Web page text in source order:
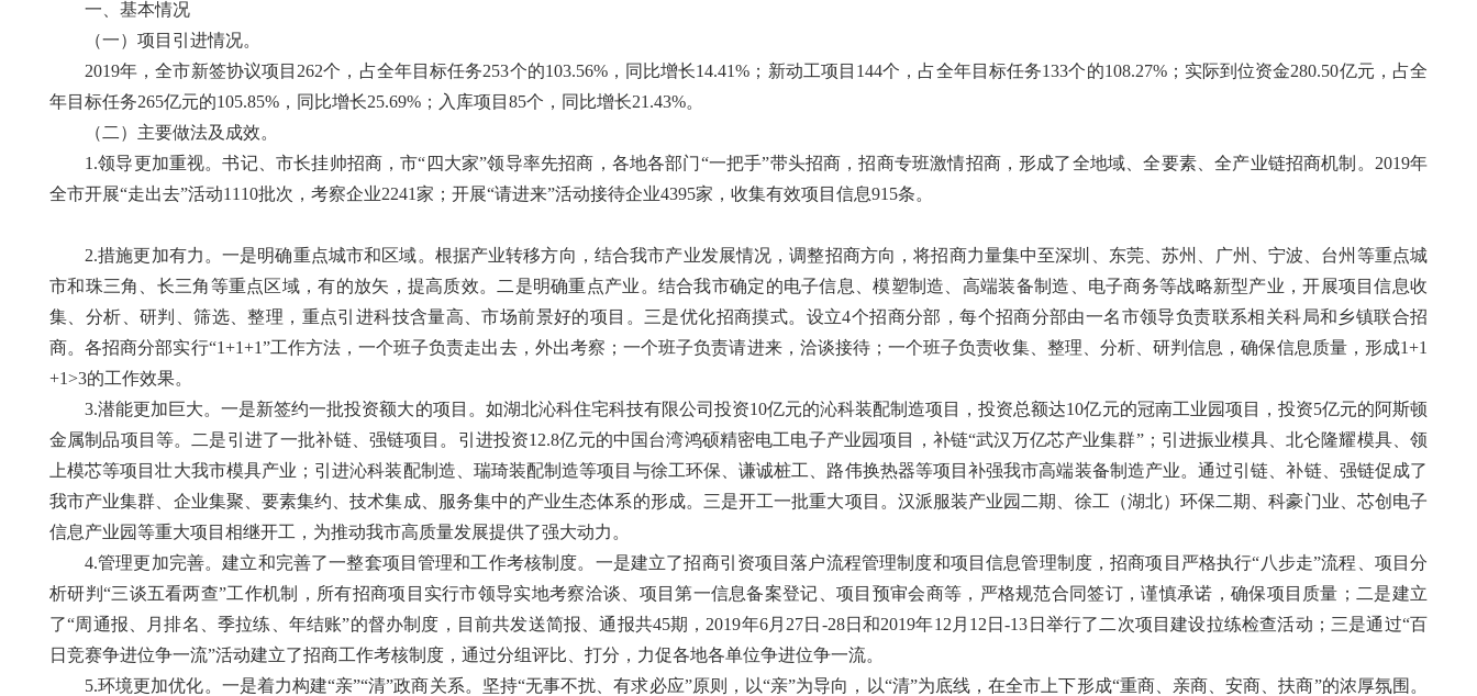
一、基本情况
（一）项目引进情况。
2019年，全市新签协议项目262个，占全年目标任务253个的103.56%，同比增长14.41%；新动工项目144个，占全年目标任务133个的108.27%；实际到位资金280.50亿元，占全
年目标任务265亿元的105.85%，同比增长25.69%；入库项目85个，同比增长21.43%。
（二）主要做法及成效。
1.领导更加重视。书记、市长挂帅招商，市“四大家”领导率先招商，各地各部门“一把手”带头招商，招商专班激情招商，形成了全地域、全要素、全产业链招商机制。2019年
全市开展“走出去”活动1110批次，考察企业2241家；开展“请进来”活动接待企业4395家，收集有效项目信息915条。
2.措施更加有力。一是明确重点城市和区域。根据产业转移方向，结合我市产业发展情况，调整招商方向，将招商力量集中至深圳、东莞、苏州、广州、宁波、台州等重点城
市和珠三角、长三角等重点区域，有的放矢，提高质效。二是明确重点产业。结合我市确定的电子信息、模塑制造、高端装备制造、电子商务等战略新型产业，开展项目信息收
集、分析、研判、筛选、整理，重点引进科技含量高、市场前景好的项目。三是优化招商摸式。设立4个招商分部，每个招商分部由一名市领导负责联系相关科局和乡镇联合招
商。各招商分部实行“1+1+1”工作方法，一个班子负责走出去，外出考察；一个班子负责请进来，洽谈接待；一个班子负责收集、整理、分析、研判信息，确保信息质量，形成1+1
+1>3的工作效果。
3.潜能更加巨大。一是新签约一批投资额大的项目。如湖北沁科住宅科技有限公司投资10亿元的沁科装配制造项目，投资总额达10亿元的冠南工业园项目，投资5亿元的阿斯顿
金属制品项目等。二是引进了一批补链、强链项目。引进投资12.8亿元的中国台湾鸿硕精密电工电子产业园项目，补链“武汉万亿芯产业集群”；引进振业模具、北仑隆耀模具、领
上模芯等项目壮大我市模具产业；引进沁科装配制造、瑞琦装配制造等项目与徐工环保、谦诚桩工、路伟换热器等项目补强我市高端装备制造产业。通过引链、补链、强链促成了
我市产业集群、企业集聚、要素集约、技术集成、服务集中的产业生态体系的形成。三是开工一批重大项目。汉派服装产业园二期、徐工（湖北）环保二期、科豪门业、芯创电子
信息产业园等重大项目相继开工，为推动我市高质量发展提供了强大动力。
4.管理更加完善。建立和完善了一整套项目管理和工作考核制度。一是建立了招商引资项目落户流程管理制度和项目信息管理制度，招商项目严格执行“八步走”流程、项目分
析研判“三谈五看两查”工作机制，所有招商项目实行市领导实地考察洽谈、项目第一信息备案登记、项目预审会商等，严格规范合同签订，谨慎承诺，确保项目质量；二是建立
了“周通报、月排名、季拉练、年结账”的督办制度，目前共发送简报、通报共45期，2019年6月27日-28日和2019年12月12日-13日举行了二次项目建设拉练检查活动；三是通过“百
日竞赛争进位争一流”活动建立了招商工作考核制度，通过分组评比、打分，力促各地各单位争进位争一流。
5.环境更加优化。一是着力构建“亲”“清”政商关系。坚持“无事不扰、有求必应”原则，以“亲”为导向，以“清”为底线，在全市上下形成“重商、亲商、安商、扶商”的浓厚氛围。